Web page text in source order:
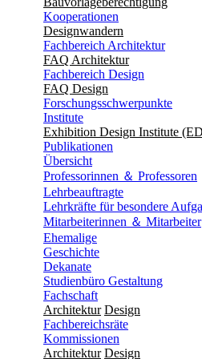
Kooperationen
Designwandern
Fachbereich Architektur
FAQ Architektur
Fachbereich Design
FAQ Design
Forschungsschwerpunkte
Institute
Exhibition Design Institute
Publikationen
Übersicht
Professorinnen ＆ Professoren
Lehrbeauftragte
Lehrkräfte für besondere
Mitarbeiterinnen ＆ Mitarbeiter
Ehemalige
Geschichte
Dekanate
Studienbüro Gestaltung
Fachschaft
Architektur Design
Fachbereichsräte
Kommissionen
Architektur Design